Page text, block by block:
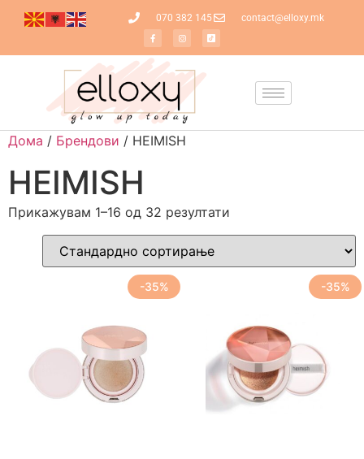
070 382 145 contact@elloxy.mk
Дома / Брендови / HEIMISH
HEIMISH
Прикажувам 1–16 од 32 резултати
-35% -35%